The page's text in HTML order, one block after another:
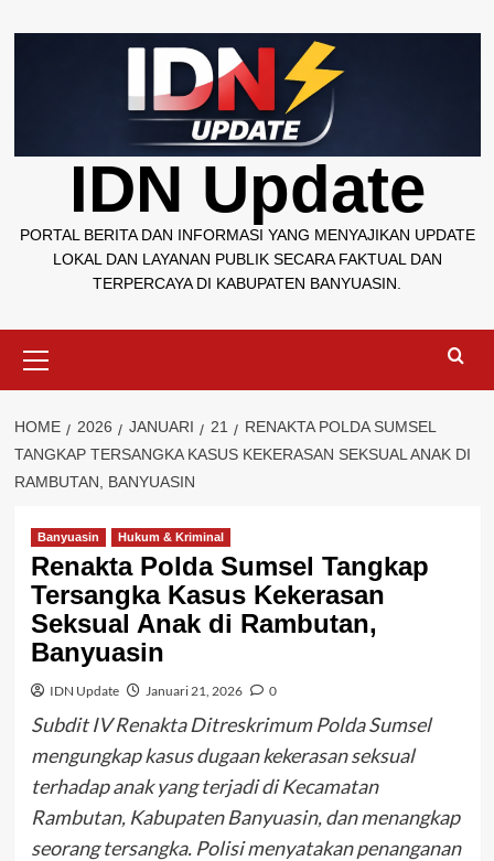
to
IDN Update
PORTAL BERITA DAN INFORMASI YANG MENYAJIKAN UPDATE
LOKAL DAN LAYANAN PUBLIK SECARA FAKTUAL DAN
TERPERCAYA DI KABUPATEN BANYUASIN.
Menu
HOME 2026 JANUARI 21
RENAKTA POLDA SUMSEL
TANGKAP TERSANGKA KASUS KEKERASAN SEKSUAL ANAK DI
RAMBUTAN, BANYUASIN
Banyuasin Hukum & Kriminal
Renakta Polda Sumsel Tangkap
Tersangka Kasus Kekerasan
Seksual Anak di Rambutan,
Banyuasin
IDN Update Januari 21, 2026 0
Subdit IV Renakta Ditreskrimum Polda Sumsel
mengungkap kasus dugaan kekerasan seksual
terhadap anak yang terjadi di Kecamatan
Rambutan, Kabupaten Banyuasin, dan menangkap
seorang tersangka. Polisi menyatakan penanganan